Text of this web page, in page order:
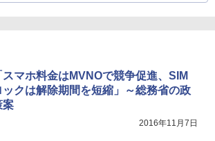
スマホ料金はMVNOで競争促進、SIM
ックは解除期間を短縮」～総務省の政
案
2016年11月7日